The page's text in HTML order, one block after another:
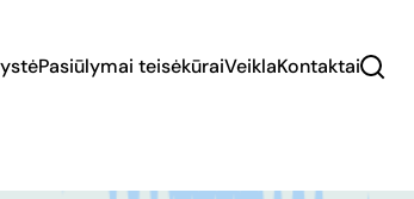
Pasiūlymai teisėkūraiVeiklaKontaktai